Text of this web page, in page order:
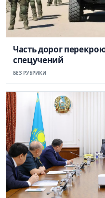
Часть дорог
спецучений
БЕЗ РУБРИКИ